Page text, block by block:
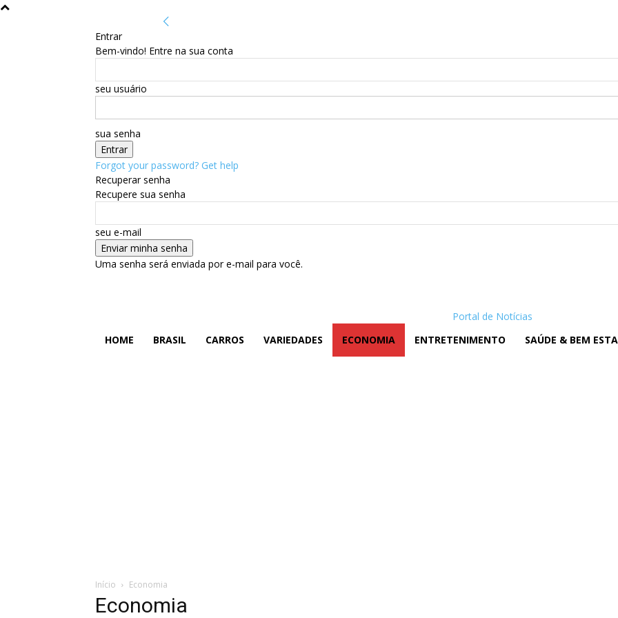
Entrar
Bem-vindo! Entre na sua conta
seu usuário
sua senha
Forgot your password? Get help
Recuperar senha
Recupere sua senha
seu e-mail
Uma senha será enviada por e-mail para você.
Portal de Notícias
HOME
BRASIL CARROS VARIEDADES ECONOMIA ENTRETENIMENTO SAÚDE & BEM
Início Economia
Economia